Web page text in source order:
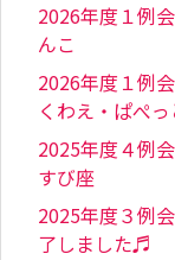
2026年度１例
んこ
2026年度１例
くわえ・ぱぺ
2025年度４例
すび座
2025年度３例
了しました♬